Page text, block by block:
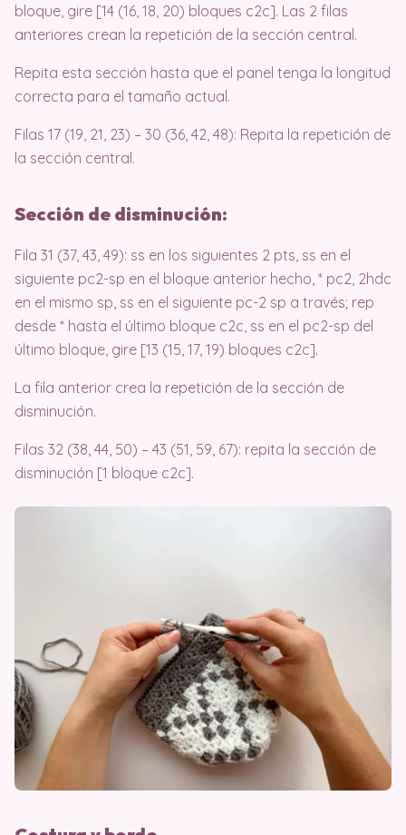
bloque, gire [14 (16, 18, 20) bloques c2c]. Las 2 filas
anteriores crean la repetición de la sección central.
Repita esta sección hasta que el panel tenga la longitud
correcta para el tamaño actual.
Filas 17 (19, 21, 23) – 30 (36, 42, 48): Repita la repetición de
la sección central.
Sección de disminución:
Fila 31 (37, 43, 49): ss en los siguientes 2 pts, ss en el
siguiente pc2-sp en el bloque anterior hecho, * pc2, 2hdc
en el mismo sp, ss en el siguiente pc-2 sp a través; rep
desde * hasta el último bloque c2c, ss en el pc2-sp del
último bloque, gire [13 (15, 17, 19) bloques c2c].
La fila anterior crea la repetición de la sección de
disminución.
Filas 32 (38, 44, 50) – 43 (51, 59, 67): repita la sección de
disminución [1 bloque c2c].